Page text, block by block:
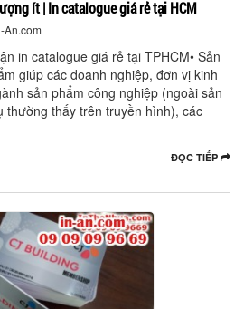
ít | In catalogue giá rẻ tại HCM
An.com
in catalogue giá rẻ tại TPHCM• Sản
giúp các doanh nghiệp, đơn vị kinh
sản phẩm công nghiệp (ngoài sản
thường thấy trên truyền hình), các
ĐỌC TIẾP